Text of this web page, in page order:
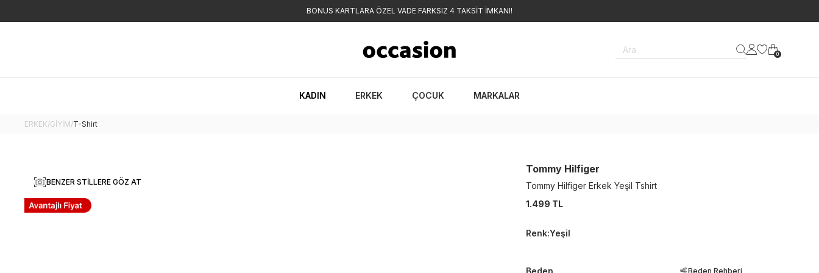
BONUS KARTLARA ÖZEL VADE FARKSIZ 4 TAKSİT İMKANI!
Ara 0
KADIN ERKEK ÇOCUK MARKALAR
ERKEK/GİYİM/T-Shirt
BENZER STILLERE GÖZ AT
Tommy Hilfiger
Tommy Hilfiger Erkek Yeşil Tshirt
1.499 TL
Renk:Yeşil
Beden Beden Rehberi